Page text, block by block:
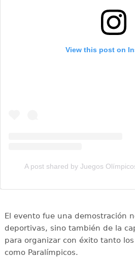
View this post on
A post shared by Juegos
El evento fue una demostración
deportivas, sino también de la
para organizar con éxito tanto los
como Paralímpicos.